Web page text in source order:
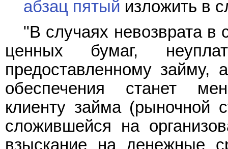
абзац пятый изложить в
"В случаях невозврата
ценных бумаг,
предоставленному займу,
обеспечения станет
клиенту займа (рыночной
сложившейся на
взыскание на денежные